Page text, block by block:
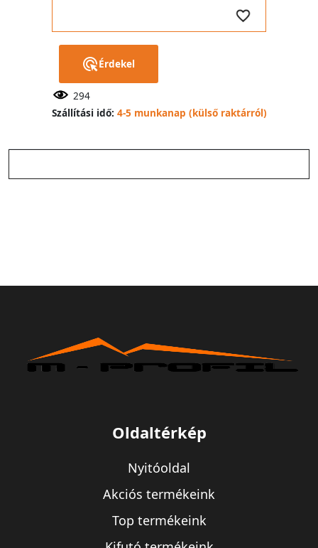
Érdekel
294
Szállítási idő: 4-5 munkanap (külső raktárról)
Oldaltérkép
Nyitóoldal
Akciós termékeink
Top termékeink